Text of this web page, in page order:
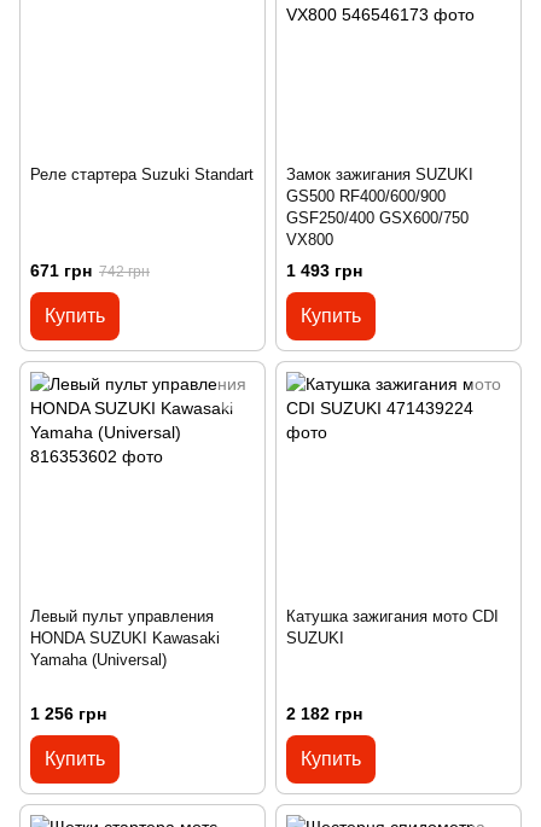
Реле стартера Suzuki Standart
671 грн 742 грн
Купить
Замок зажигания SUZUKI
GS500 RF400/600/900
GSF250/400 GSX600/750
VX800
1 493 грн
Купить
Левый пульт управления
HONDA SUZUKI Kawasaki
Yamaha (Universal)
1 256 грн
Купить
Катушка зажигания мото CDI
SUZUKI
2 182 грн
Купить